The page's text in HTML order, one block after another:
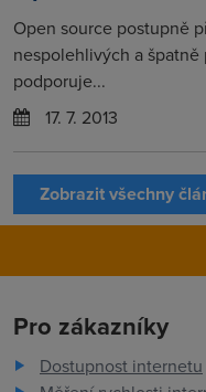
Open source postupně
nespolehlivých a
podporuje...
17. 7. 2013
Zobrazit všechny
Pro zákazníky
Dostupnost internetu